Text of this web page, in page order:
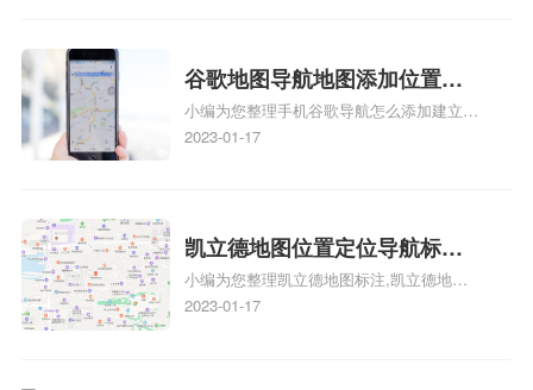
地图标注服务中心铺招牌相关地图标注知
识，详情可查看下方正文！
谷歌地图导航地图添加位置？
添加谷歌地图导航位置？
小编为您整理手机谷歌导航怎么添加建立多
人位置、如何在地图，谷歌地图添加公司位
2023-01-17
凯立德地图位置定位导航标
注？凯立德地图位置定位,导航,
标注？
小编为您整理凯立德地图标注,凯立德地图
标注怎么做啊、凯立德地图标注,凯立德地
2023-01-17